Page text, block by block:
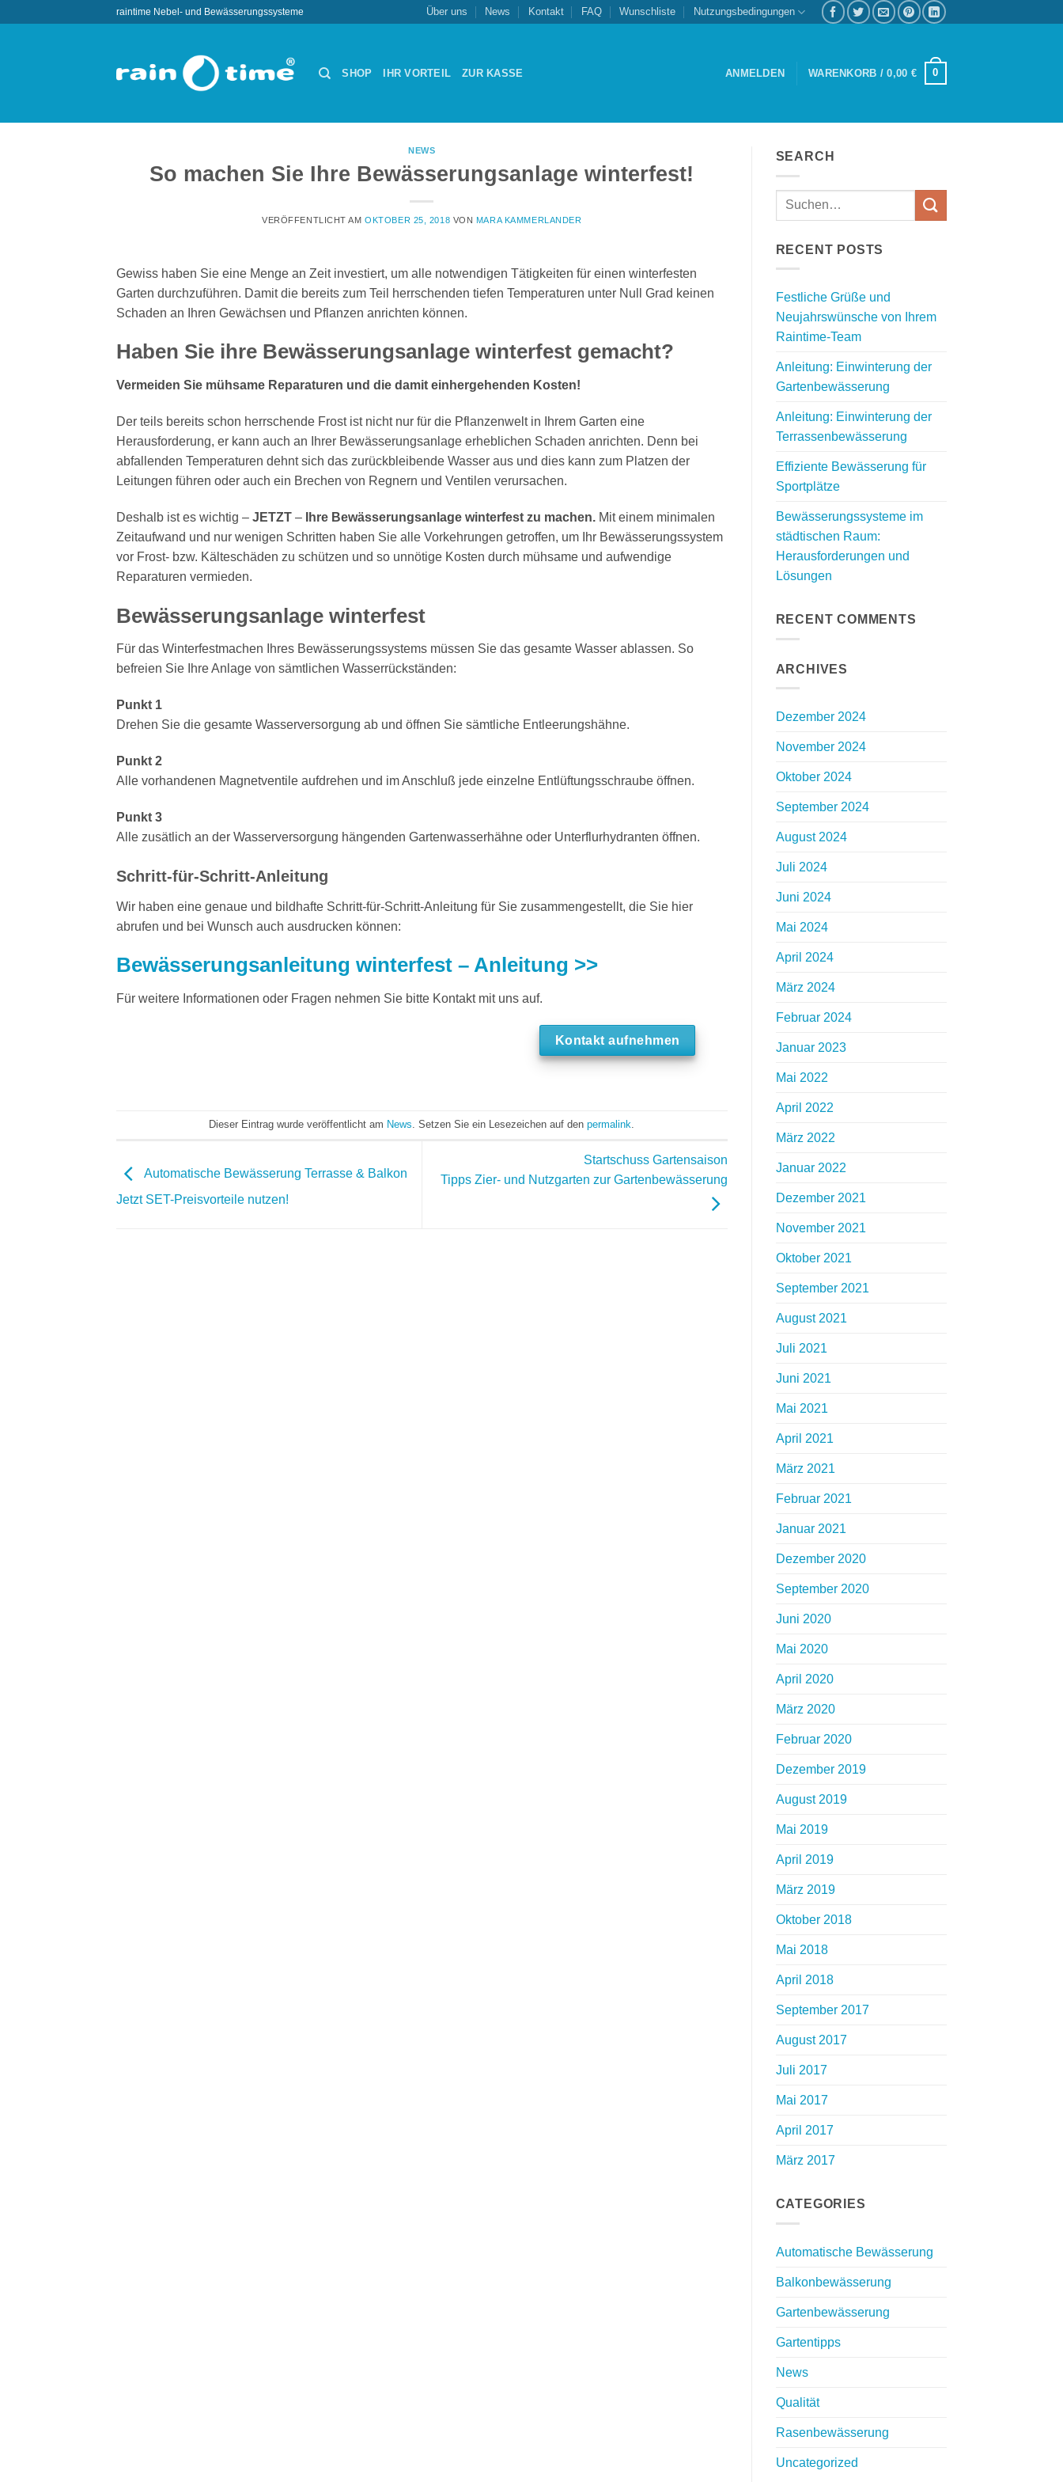
raintime Nebel- und Bewässerungssysteme Über uns News Kontakt FAQ Wunschliste Nutzungsbedingungen
SHOP IHR VORTEIL ZUR KASSE ANMELDEN WARENKORB /0,00 € 0
NEWS
So machen Sie Ihre Bewässerungsanlage winterfest!
VERÖFFENTLICHT AMOKTOBER 25, 2018 VON MARA KAMMERLANDER
Gewiss haben Sie eine Menge an Zeit investiert, um alle notwendigen Tätigkeiten für einen winterfesten
Garten durchzuführen. Damit die bereits zum Teil herrschenden tiefen Temperaturen unter Null Grad keinen
Schaden an Ihren Gewächsen und Pflanzen anrichten können.
Haben Sie ihre Bewässerungsanlage winterfest gemacht?
Vermeiden Sie mühsame Reparaturen und die damit einhergehenden Kosten!
Der teils bereits schon herrschende Frost ist nicht nur für die Pflanzenwelt in Ihrem Garten eine
Herausforderung, er kann auch an Ihrer Bewässerungsanlage erheblichen Schaden anrichten. Denn bei
abfallenden Temperaturen dehnt sich das zurückbleibende Wasser aus und dies kann zum Platzen der
Leitungen führen oder auch ein Brechen von Regnern und Ventilen verursachen.
Deshalb ist es wichtig – JETZT – Ihre Bewässerungsanlage winterfest zu machen. Mit einem minimalen
Zeitaufwand und nur wenigen Schritten haben Sie alle Vorkehrungen getroffen, um Ihr Bewässerungssystem
vor Frost- bzw. Kälteschäden zu schützen und so unnötige Kosten durch mühsame und aufwendige
Reparaturen vermieden.
Bewässerungsanlage winterfest
Für das Winterfestmachen Ihres Bewässerungssystems müssen Sie das gesamte Wasser ablassen. So
befreien Sie Ihre Anlage von sämtlichen Wasserrückständen:
Punkt 1
Drehen Sie die gesamte Wasserversorgung ab und öffnen Sie sämtliche Entleerungshähne.
Punkt 2
Alle vorhandenen Magnetventile aufdrehen und im Anschluß jede einzelne Entlüftungsschraube öffnen.
Punkt 3
Alle zusätlich an der Wasserversorgung hängenden Gartenwasserhähne oder Unterflurhydranten öffnen.
Schritt-für-Schritt-Anleitung
Wir haben eine genaue und bildhafte Schritt-für-Schritt-Anleitung für Sie zusammengestellt, die Sie hier
abrufen und bei Wunsch auch ausdrucken können:
Bewässerungsanleitung winterfest – Anleitung >>
Für weitere Informationen oder Fragen nehmen Sie bitte Kontakt mit uns auf.
Kontakt aufnehmen
Dieser Eintrag wurde veröffentlicht am News . Setzen Sie ein Lesezeichen auf denpermalink
Automatische Bewässerung Terrasse & Balkon
Jetzt SET-Preisvorteile nutzen!
Startschuss Gartensaison
Tipps Zier- und Nutzgarten zur Gartenbewässerung
SEARCH
RECENT POSTS
Festliche Grüße und
Neujahrswünsche von Ihrem
Raintime-Team
Anleitung: Einwinterung der
Gartenbewässerung
Anleitung: Einwinterung der
Terrassenbewässerung
Effiziente Bewässerung für
Sportplätze
Bewässerungssysteme im
städtischen Raum:
Herausforderungen und
Lösungen
RECENT COMMENTS
ARCHIVES
Dezember 2024
November 2024
Oktober 2024
September 2024
August 2024
Juli 2024
Juni 2024
Mai 2024
April 2024
März 2024
Februar 2024
Januar 2023
Mai 2022
April 2022
März 2022
Januar 2022
Dezember 2021
November 2021
Oktober 2021
September 2021
August 2021
Juli 2021
Juni 2021
Mai 2021
April 2021
März 2021
Februar 2021
Januar 2021
Dezember 2020
September 2020
Juni 2020
Mai 2020
April 2020
März 2020
Februar 2020
Dezember 2019
August 2019
Mai 2019
April 2019
März 2019
Oktober 2018
Mai 2018
April 2018
September 2017
August 2017
Juli 2017
Mai 2017
April 2017
März 2017
CATEGORIES
Automatische Bewässerung
Balkonbewässerung
Gartenbewässerung
Gartentipps
News
Qualität
Rasenbewässerung
Uncategorized